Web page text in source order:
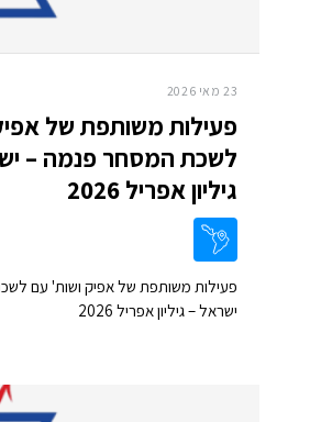
23 מאי 2026
פעילות משותפת של
לשכת המסחר פנמה –
גיליון אפריל 2026
פעילות משותפת של אפיק ושות' עם
ישראל – גיליון אפריל 2026